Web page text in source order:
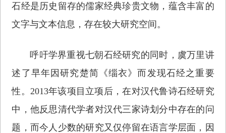
石经是历史留存的儒家经典珍贵文物，蕴含丰富的
文字与文本信息，存在较大研究空间。
呼吁学界重视七朝石经研究的同时，虞万里讲
述了早年因研究楚简《缁衣》而发现石经之重要
性。2013年该项目立项后，在对汉代鲁诗石经研究
中，他反思清代学者对汉代三家诗划分中存在的问
题，而今人少数的研究又仅停留在语言学层面，因